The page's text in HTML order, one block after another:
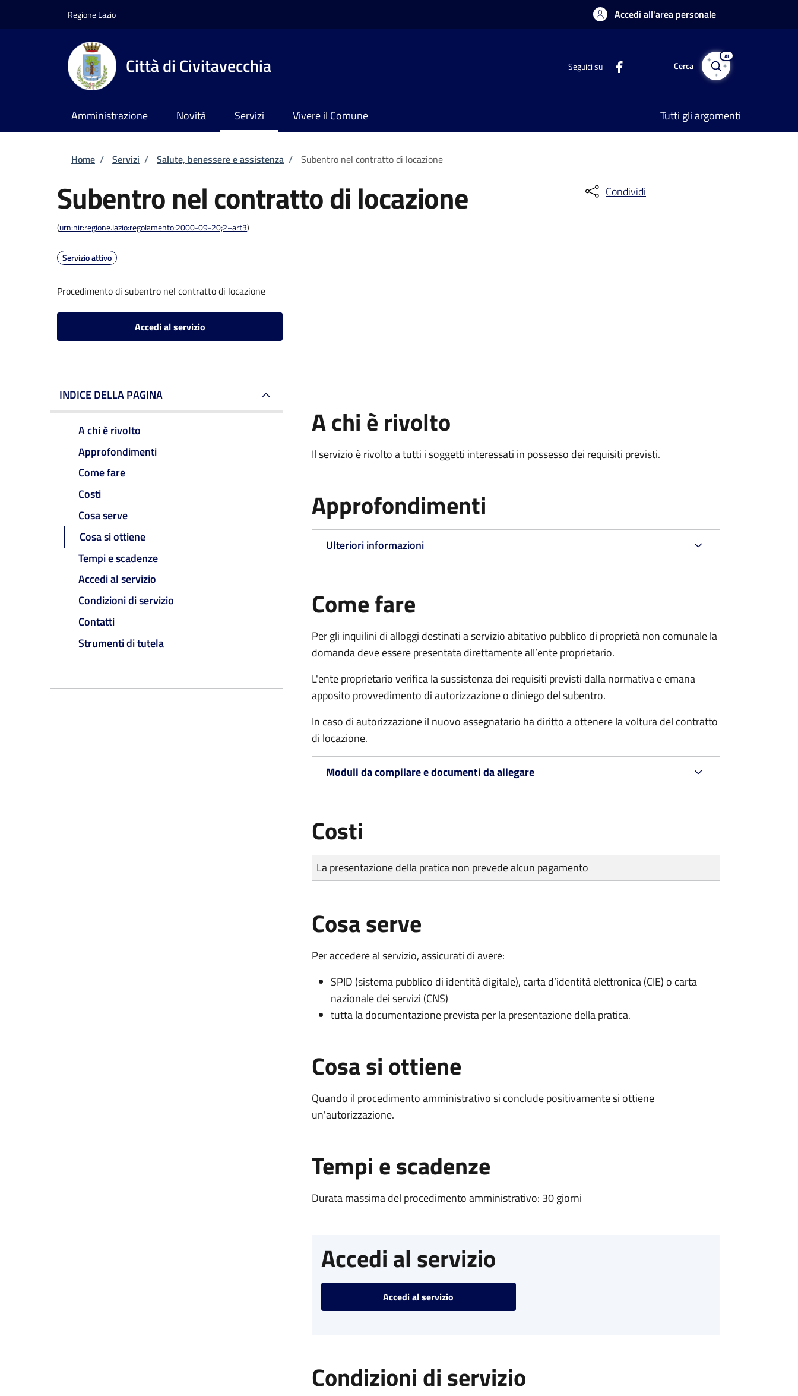
Regione Lazio Accedi all'area personale
Città di Civitavecchia Seguici su Cerca
AI
Amministrazione Novità Servizi Vivere il Comune Tutti gli argomenti
Briciole di pane
Home / Servizi / Salute, benessere e assistenza / Subentro nel contratto di locazione
Subentro nel contratto di locazione
(urn:nir:regione.lazio:regolamento:2000-09-20;2~art3)
Servizio attivo
Procedimento di subentro nel contratto di locazione
Accedi al servizio
Condividi
INDICE DELLA PAGINA
A chi è rivolto
Approfondimenti
Come fare
Costi
Cosa serve
Cosa si ottiene
Tempi e scadenze
Accedi al servizio
Condizioni di servizio
Contatti
Strumenti di tutela
A chi è rivolto
Il servizio è rivolto a tutti i soggetti interessati in possesso dei requisiti previsti.
Approfondimenti
Ulteriori informazioni
Come fare
Per gli inquilini di alloggi destinati a servizio abitativo pubblico di proprietà non comunale la
domanda deve essere presentata direttamente all’ente proprietario.
L'ente proprietario verifica la sussistenza dei requisiti previsti dalla normativa e emana
apposito provvedimento di autorizzazione o diniego del subentro.
In caso di autorizzazione il nuovo assegnatario ha diritto a ottenere la voltura del contratto
di locazione.
Moduli da compilare e documenti da allegare
Costi
Tipo di pagamento
Importo
La presentazione della pratica non prevede alcun pagamento
Cosa serve
Per accedere al servizio, assicurati di avere:
SPID (sistema pubblico di identità digitale), carta d’identità elettronica (CIE) o carta
nazionale dei servizi (CNS)
tutta la documentazione prevista per la presentazione della pratica.
Cosa si ottiene
Quando il procedimento amministrativo si conclude positivamente si ottiene
un'autorizzazione.
Tempi e scadenze
Durata massima del procedimento amministrativo: 30 giorni
Accedi al servizio
Accedi al servizio
Condizioni di servizio